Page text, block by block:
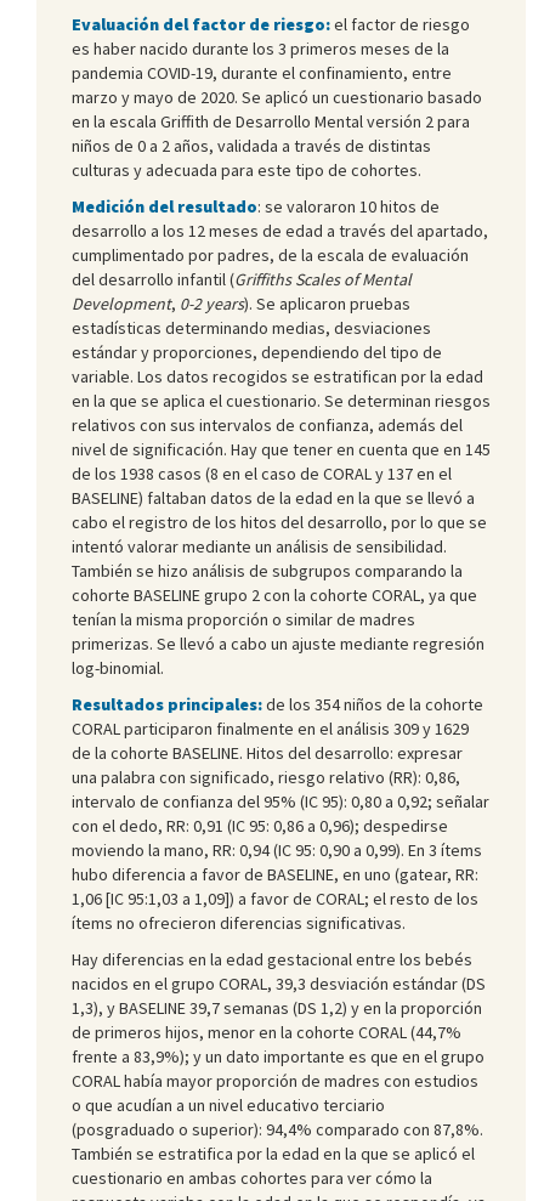
Evaluación del factor de riesgo:el factor de riesgo
es haber nacido durante los 3 primeros meses de la
pandemia COVID-19, durante el confinamiento, entre
marzo y mayo de 2020. Se aplicó un cuestionario basado
en la escala Griffith de Desarrollo Mental versión 2 para
niños de 0 a 2 años, validada a través de distintas
culturas y adecuada para este tipo de cohortes.
Medición del resultado: se valoraron 10 hitos de
desarrollo a los 12 meses de edad a través del apartado,
cumplimentado por padres, de la escala de evaluación
del desarrollo infantil (Griffiths Scales of Mental
Development, 0-2 years). Se aplicaron pruebas
estadísticas determinando medias, desviaciones
estándar y proporciones, dependiendo del tipo de
variable. Los datos recogidos se estratifican por la edad
en la que se aplica el cuestionario. Se determinan riesgos
relativos con sus intervalos de confianza, además del
nivel de significación. Hay que tener en cuenta que en 145
de los 1938 casos (8 en el caso de CORAL y 137 en el
BASELINE) faltaban datos de la edad en la que se llevó a
cabo el registro de los hitos del desarrollo, por lo que se
intentó valorar mediante un análisis de sensibilidad.
También se hizo análisis de subgrupos comparando la
cohorte BASELINE grupo 2 con la cohorte CORAL, ya que
tenían la misma proporción o similar de madres
primerizas. Se llevó a cabo un ajuste mediante regresión
log-binomial.
Resultados principales:de los 354 niños de la cohorte
CORAL participaron finalmente en el análisis 309 y 1629
de la cohorte BASELINE. Hitos del desarrollo: expresar
una palabra con significado, riesgo relativo (RR): 0,86,
intervalo de confianza del 95% (IC 95): 0,80 a 0,92; señalar
con el dedo, RR: 0,91 (IC 95: 0,86 a 0,96); despedirse
moviendo la mano, RR: 0,94 (IC 95: 0,90 a 0,99). En 3 ítems
hubo diferencia a favor de BASELINE, en uno (gatear, RR:
1,06 [IC 95:1,03 a 1,09]) a favor de CORAL; el resto de los
ítems no ofrecieron diferencias significativas.
Hay diferencias en la edad gestacional entre los bebés
nacidos en el grupo CORAL, 39,3 desviación estándar (DS
1,3), y BASELINE 39,7 semanas (DS 1,2) y en la proporción
de primeros hijos, menor en la cohorte CORAL (44,7%
frente a 83,9%); y un dato importante es que en el grupo
CORAL había mayor proporción de madres con estudios
o que acudían a un nivel educativo terciario
(posgraduado o superior): 94,4% comparado con 87,8%.
También se estratifica por la edad en la que se aplicó el
cuestionario en ambas cohortes para ver cómo la